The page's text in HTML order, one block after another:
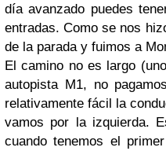
día avanzado puedes
entradas. Como se nos
de la parada y fuimos a
El camino no es largo
autopista M1, no
relativamente fácil la
vamos por la izquierda.
cuando tenemos el